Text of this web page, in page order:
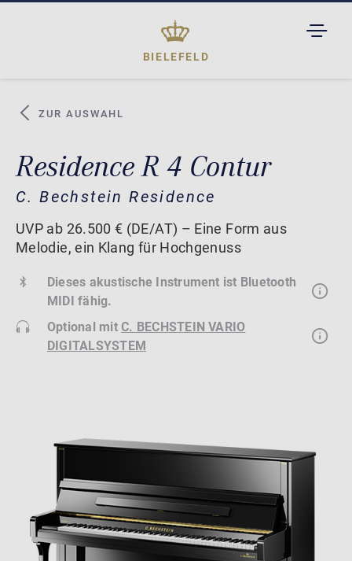
BIELEFELD
ZUR AUSWAHL
Residence R 4 Contur
C. Bechstein Residence
UVP ab 26.500 € (DE/AT) – Eine Form aus
Melodie, ein Klang für Hochgenuss
Dieses akustische Instrument ist Bluetooth
MIDI fähig.
Optional mitC. BECHSTEIN VARIO
DIGITALSYSTEM